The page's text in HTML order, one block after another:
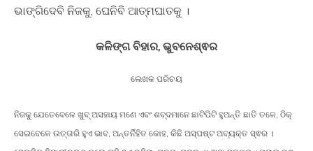
ଭାଙ୍ଗିଦେବି ନିଜକୁ, ଘେନିବି ଆତ୍ମଘାତକୁ ।
କଳିଙ୍ଗ ବିହାର, ଭୁବନେଶ୍ଵର
ଲେଖକ ପରିଚୟ
ନିଜକୁ ଯେତେବେଳେ ଖୁବ୍ ଅସହାୟ ମଣେ ଏବଂ ଶବ୍ଦମାନେ ଛାଟିପିଟି ହୁଅନ୍ତି ଛାତି ତଳେ, ଠିକ୍
ସେଇବେଳେ ଉତ୍ତାରି ହୁଏ ଭାବ, ଅନ୍ତର୍ନିହିତ କୋହ, କିଛି ଅସ୍ପଷ୍ଟ ଅବ୍ୟକ୍ତ ସ୍ଵର ।